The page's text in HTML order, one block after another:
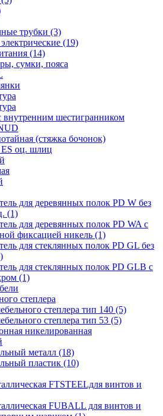
трубки (3)
(19)
(14)
сумки, пояса
шестигранником
(стяжка бочонок)
оц. шлиц
для деревянных полок PD W без
(1)
для деревянных полок PD WA с
фиксацией никель (1)
для стеклянных полок PD GL без
для стеклянных полок PD GLВ с
(1)
степлера
степлера тип 140 (5)
степлера тип 53 (5)
никелированная
металл (18)
пластик (10)
FTSTEELдля винтов и
FUBALL для винтов и